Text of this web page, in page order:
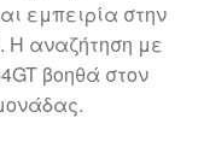
εμπειρία στην
Η αναζήτηση με
βοηθά στον